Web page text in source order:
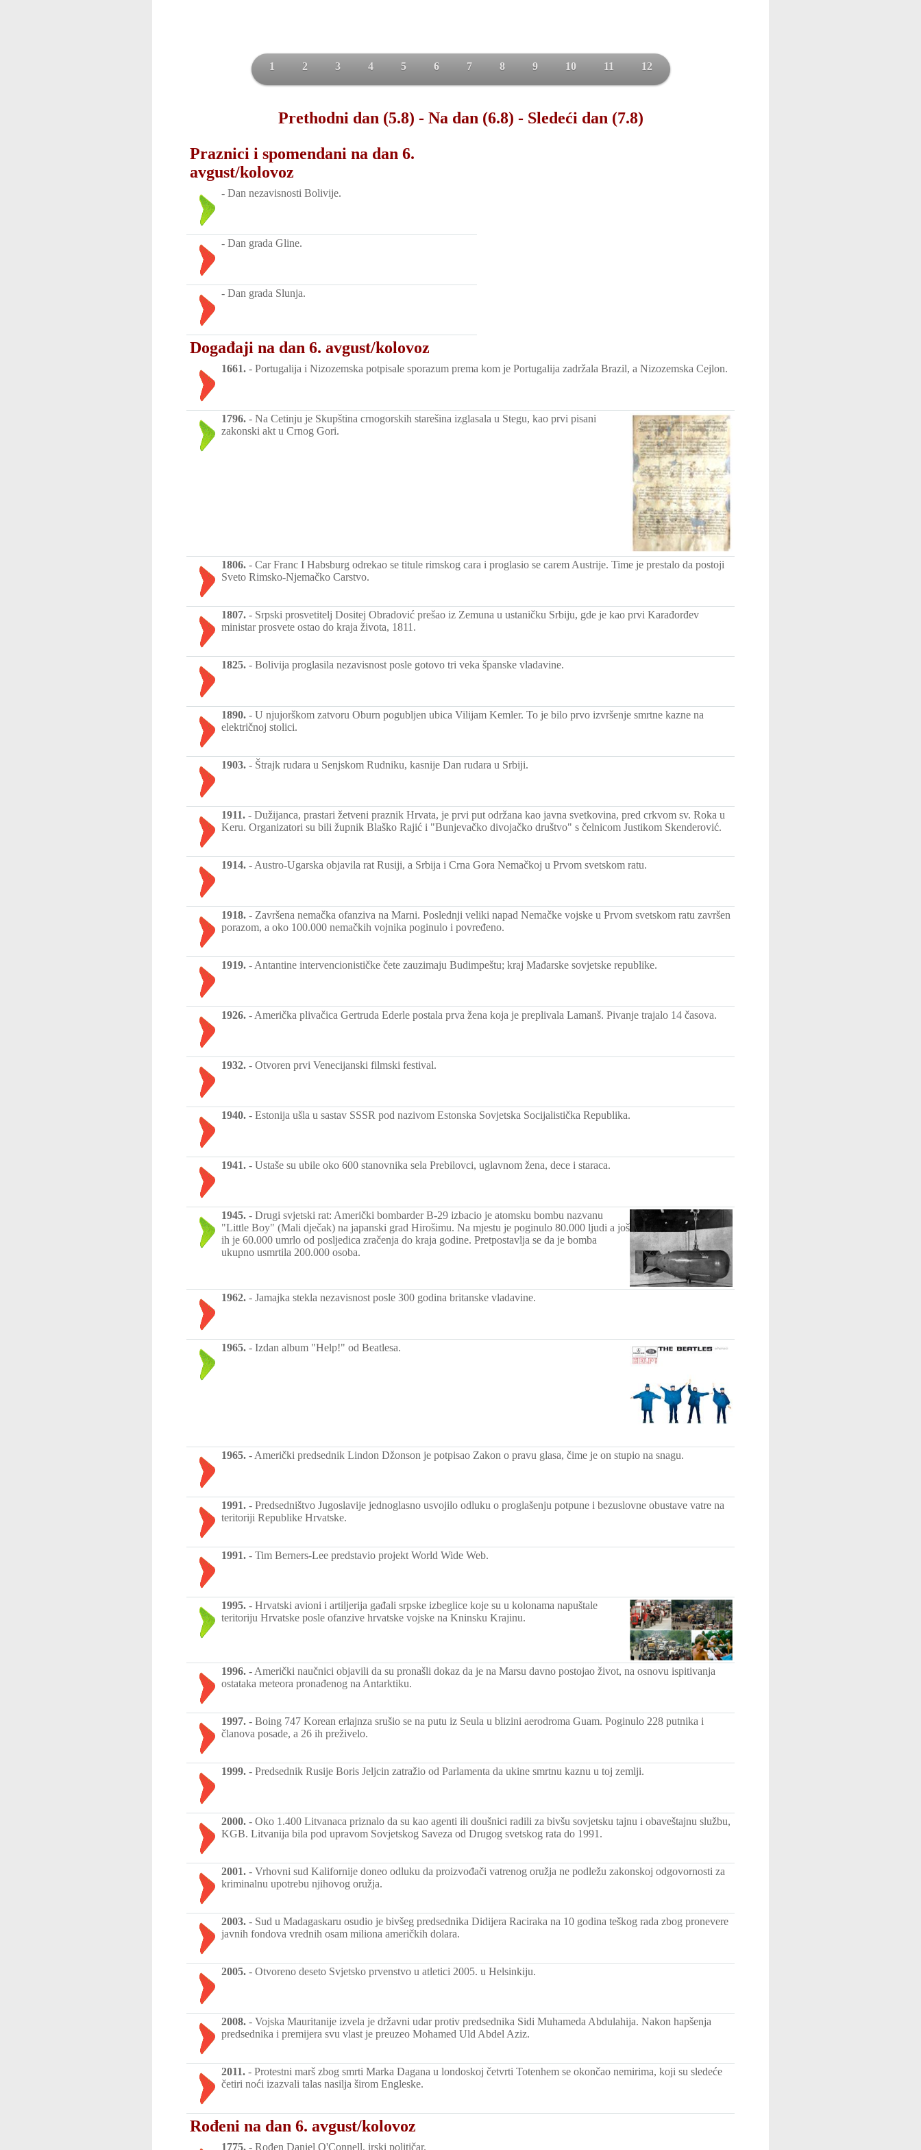
1 2 3 4 5 6 7 8 9 10 11 12
Prethodni dan (5.8) - Na dan (6.8) - Sledeći dan (7.8)
Praznici i spomendani na dan 6.
avgust/kolovoz
- Dan nezavisnosti Bolivije.
- Dan grada Gline.
- Dan grada Slunja.
Događaji na dan 6. avgust/kolovoz
1661. - Portugalija i Nizozemska potpisale sporazum prema kom je Portugalija zadržala Brazil, a Nizozemska Cejlon.
1796. - Na Cetinju je Skupština crnogorskih starešina izglasala u Stegu, kao prvi pisani
zakonski akt u Crnog Gori.
1806. - Car Franc I Habsburg odrekao se titule rimskog cara i proglasio se carem Austrije. Time je prestalo da postoji
Sveto Rimsko-Njemačko Carstvo.
1807. - Srpski prosvetitelj Dositej Obradović prešao iz Zemuna u ustaničku Srbiju, gde je kao prvi Karađorđev
ministar prosvete ostao do kraja života, 1811.
1825. - Bolivija proglasila nezavisnost posle gotovo tri veka španske vladavine.
1890. - U njujorškom zatvoru Oburn pogubljen ubica Vilijam Kemler. To je bilo prvo izvršenje smrtne kazne na
električnoj stolici.
1903. - Štrajk rudara u Senjskom Rudniku, kasnije Dan rudara u Srbiji.
1911. - Dužijanca, prastari žetveni praznik Hrvata, je prvi put održana kao javna svetkovina, pred crkvom sv. Roka u
Keru. Organizatori su bili župnik Blaško Rajić i "Bunjevačko divojačko društvo" s čelnicom Justikom Skenderović.
1914. - Austro-Ugarska objavila rat Rusiji, a Srbija i Crna Gora Nemačkoj u Prvom svetskom ratu.
1918. - Završena nemačka ofanziva na Marni. Poslednji veliki napad Nemačke vojske u Prvom svetskom ratu završen
porazom, a oko 100.000 nemačkih vojnika poginulo i povređeno.
1919. - Antantine intervencionističke čete zauzimaju Budimpeštu; kraj Mađarske sovjetske republike.
1926. - Američka plivačica Gertruda Ederle postala prva žena koja je preplivala Lamanš. Pivanje trajalo 14 časova.
1932. - Otvoren prvi Venecijanski filmski festival.
1940. - Estonija ušla u sastav SSSR pod nazivom Estonska Sovjetska Socijalistička Republika.
1941. - Ustaše su ubile oko 600 stanovnika sela Prebilovci, uglavnom žena, dece i staraca.
1945. - Drugi svjetski rat: Američki bombarder B-29 izbacio je atomsku bombu nazvanu
"Little Boy" (Mali dječak) na japanski grad Hirošimu. Na mjestu je poginulo 80.000 ljudi a još
ih je 60.000 umrlo od posljedica zračenja do kraja godine. Pretpostavlja se da je bomba
ukupno usmrtila 200.000 osoba.
1962. - Jamajka stekla nezavisnost posle 300 godina britanske vladavine.
1965. - Izdan album "Help!" od Beatlesa.
1965. -Američki predsednik Lindon Džonson je potpisao Zakon o pravu glasa, čime je on stupio na snagu.
1991. - Predsedništvo Jugoslavije jednoglasno usvojilo odluku o proglašenju potpune i bezuslovne obustave vatre na
teritoriji Republike Hrvatske.
1991. - Tim Berners-Lee predstavio projekt World Wide Web.
1995. - Hrvatski avioni i artiljerija gađali srpske izbeglice koje su u kolonama napuštale
teritoriju Hrvatske posle ofanzive hrvatske vojske na Kninsku Krajinu.
1996. - Američki naučnici objavili da su pronašli dokaz da je na Marsu davno postojao život, na osnovu ispitivanja
ostataka meteora pronađenog na Antarktiku.
1997. - Boing 747 Korean erlajnza srušio se na putu iz Seula u blizini aerodroma Guam. Poginulo 228 putnika i
članova posade, a 26 ih preživelo.
1999. - Predsednik Rusije Boris Jeljcin zatražio od Parlamenta da ukine smrtnu kaznu u toj zemlji.
2000. - Oko 1.400 Litvanaca priznalo da su kao agenti ili doušnici radili za bivšu sovjetsku tajnu i obaveštajnu službu,
KGB. Litvanija bila pod upravom Sovjetskog Saveza od Drugog svetskog rata do 1991.
2001. - Vrhovni sud Kalifornije doneo odluku da proizvođači vatrenog oružja ne podležu zakonskoj odgovornosti za
kriminalnu upotrebu njihovog oružja.
2003. - Sud u Madagaskaru osudio je bivšeg predsednika Didijera Raciraka na 10 godina teškog rada zbog pronevere
javnih fondova vrednih osam miliona američkih dolara.
2005. - Otvoreno deseto Svjetsko prvenstvo u atletici 2005. u Helsinkiju.
2008. - Vojska Mauritanije izvela je državni udar protiv predsednika Sidi Muhameda Abdulahija. Nakon hapšenja
predsednika i premijera svu vlast je preuzeo Mohamed Uld Abdel Aziz.
2011. - Protestni marš zbog smrti Marka Dagana u londoskoj četvrti Totenhem se okončao nemirima, koji su sledeće
četiri noći izazvali talas nasilja širom Engleske.
Rođeni na dan 6. avgust/kolovoz
1775. - Rođen Daniel O'Connell, irski političar.